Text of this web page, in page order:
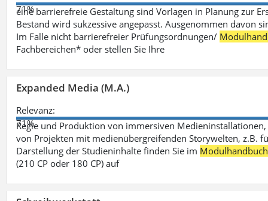
71%
eine barrierefreie Gestaltung sind Vorlagen in Planung zur
Bestand wird sukzessive angepasst. Ausgenommen davon
Im Falle nicht barrierefreier Prüfungsordnungen/
Fachbereichen* oder stellen Sie Ihre
Expanded Media (M.A.)
Relevanz:
71%
Regie und Produktion von immersiven
von Projekten mit medienübergreifenden Storywelten, z.B.
Darstellung der Studieninhalte finden Sie im Modulhandbuch
(210 CP oder 180 CP) auf